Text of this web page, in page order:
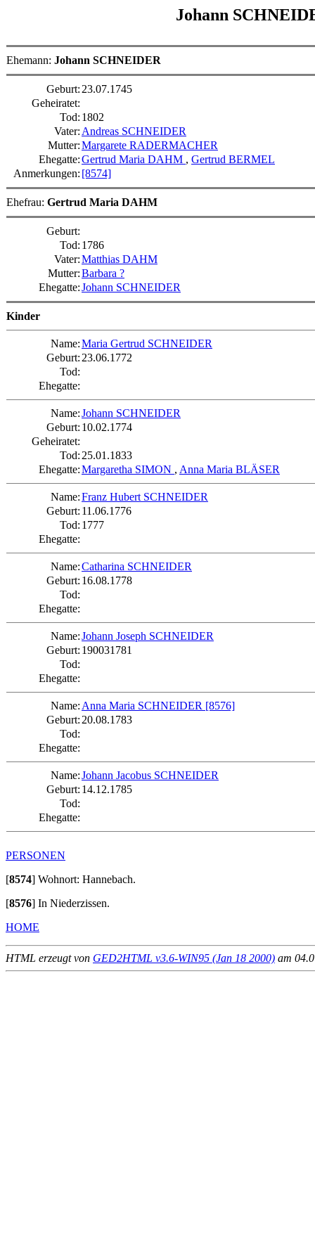
Johann
Ehemann: Johann SCHNEIDER
Geburt: 23.07.1745
Geheiratet:
Tod: 1802
Vater: Andreas SCHNEIDER
Mutter:Margarete RADERMACHER
Ehegatte:Gertrud Maria DAHM , Gertrud BERMEL
Anmerkungen: [8574]
Ehefrau: Gertrud Maria DAHM
Geburt:
Tod: 1786
Vater:Matthias DAHM
Mutter:Barbara ?
Ehegatte:Johann SCHNEIDER
Kinder
Name:Maria Gertrud SCHNEIDER
Geburt: 23.06.1772
Tod:
Ehegatte:
Name:Johann SCHNEIDER
Geburt: 10.02.1774
Geheiratet:
Tod: 25.01.1833
Ehegatte:Margaretha SIMON , Anna Maria BLÄSER
Name:Franz Hubert SCHNEIDER
Geburt: 11.06.1776
Tod: 1777
Ehegatte:
Name:Catharina SCHNEIDER
Geburt: 16.08.1778
Tod:
Ehegatte:
Name:Johann Joseph SCHNEIDER
Geburt: 190031781
Tod:
Ehegatte:
Name: Anna Maria SCHNEIDER [8576]
Geburt: 20.08.1783
Tod:
Ehegatte:
Name:Johann Jacobus SCHNEIDER
Geburt: 14.12.1785
Tod:
Ehegatte:
PERSONEN
[8574] Wohnort: Hannebach.
[8576] In Niederzissen.
HOME
HTML erzeugt von GED2HTML v3.6-WIN95 (Jan 18 2000) am